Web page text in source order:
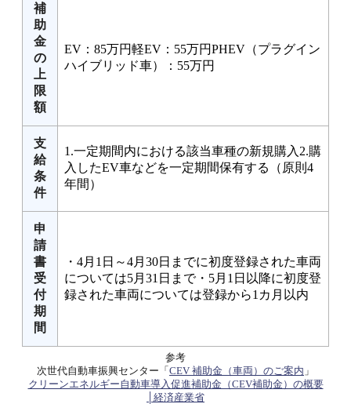
補
助
金
の
上
限
額
EV：85万円軽EV：55万円PHEV（プラグイン
ハイブリッド車）：55万円
支
給
条
件
1.一定期間内における該当車種の新規購入2.購
入したEV車などを一定期間保有する（原則4
年間）
申
請
書
受
付
期
間
・4月1日～4月30日までに初度登録された車両
については5月31日まで・5月1日以降に初度登
録された車両については登録から1カ月以内
参考
次世代自動車振興センター「 CEV 補助金（車両）のご案内 」
クリーンエネルギー自動車導入促進補助金（CEV補助金）の概要
│経済産業省